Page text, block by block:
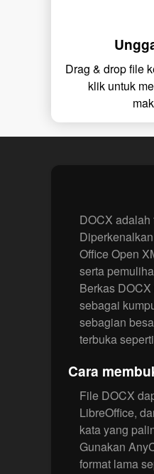
Drag & drop file
klik untuk
DOCX adalah
Office Open
serta
Berkas
sebagai
sebagian
terbuka
Cara
File DOCX
LibreOffice,
kata yang
Gunakan
format lama